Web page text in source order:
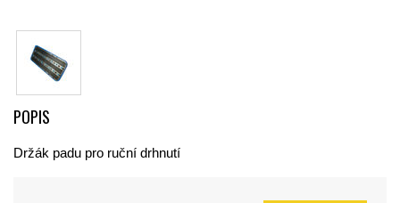
POPIS
Držák padu pro ruční drhnutí